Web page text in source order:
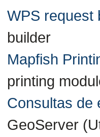
WPS request
builder
Mapfish
printing
Consultas de
GeoServer